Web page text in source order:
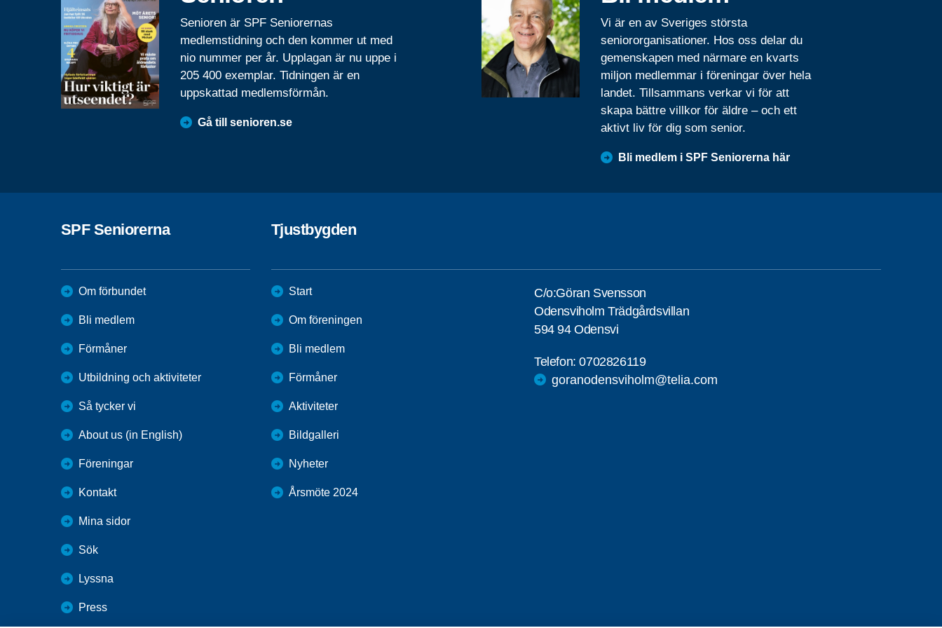
Senioren är SPF Seniorernas
medlemstidning och den kommer ut med
nio nummer per år. Upplagan är nu uppe i
205 400 exemplar. Tidningen är en
uppskattad medlemsförmån.
Gå till senioren.se
Vi är en av Sveriges största
seniororganisationer. Hos oss delar du
gemenskapen med närmare en kvarts
miljon medlemmar i föreningar över hela
landet. Tillsammans verkar vi för att
skapa bättre villkor för äldre – och ett
aktivt liv för dig som senior.
Bli medlem i SPF Seniorerna här
SPF Seniorerna
Om förbundet
Bli medlem
Förmåner
Utbildning och aktiviteter
Så tycker vi
About us (in English)
Föreningar
Kontakt
Mina sidor
Sök
Lyssna
Press
Tjustbygden
Start
Om föreningen
Bli medlem
Förmåner
Aktiviteter
Bildgalleri
Nyheter
Årsmöte 2024
C/o:Göran Svensson
Odensviholm Trädgårdsvillan
594 94 Odensvi
Telefon:0702826119
goranodensviholm@telia.com